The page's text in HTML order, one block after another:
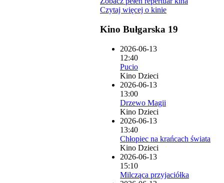
Czytaj więcej o kinie
Kino Bułgarska 19
2026-06-13
12:40
Pucio
Kino Dzieci
2026-06-13
13:00
Drzewo Magii
Kino Dzieci
2026-06-13
13:40
Chłopiec na krańcach świata
Kino Dzieci
2026-06-13
15:10
Milcząca przyjaciółka